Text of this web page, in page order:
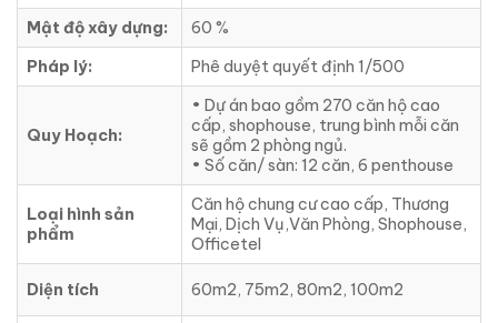
Mật độ xây dựng:
60 %
Pháp lý:
Phê duyệt quyết định 1/500
Quy Hoạch:
• Dự án bao gồm 270 căn hộ cao
cấp, shophouse, trung bình mỗi căn
sẽ gồm 2 phòng ngủ.
• Số căn/ sàn: 12 căn, 6 penthouse
Loại hình sản
phẩm
Căn hộ chung cư cao cấp, Thương
Mại, Dịch Vụ,Văn Phòng, Shophouse,
Officetel
Diện tích 60m2, 75m2, 80m2, 100m2